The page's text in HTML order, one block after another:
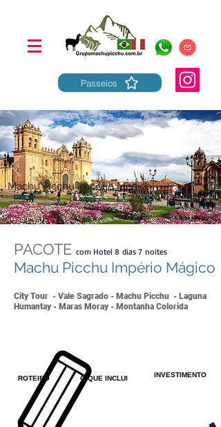
Passeios
Machu Picchu Império Mágico
PACOTE com Hotel 8 dias 7 noites
Machu Picchu Império Mágico
City Tour - Vale Sagrado - Machu Picchu - Laguna
Humantay - Maras Moray - Montanha Colorida
ROTEIRO O QUE INCLUI INVESTIMENTO